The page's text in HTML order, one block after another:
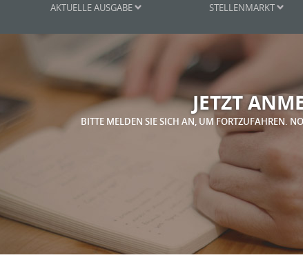
AKTUELLE AUSGABE STELLENMARKT
JETZT
BITTE MELDEN SIE SICH AN, UM FORTZUFAHREN.